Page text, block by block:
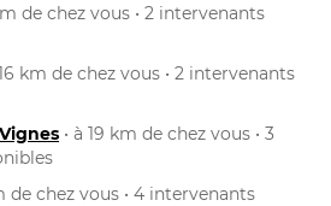
de chez vous • 2 intervenants
16 km de chez vous • 2 intervenants
• à 19 km de chez vous • 3
de chez vous • 4 intervenants